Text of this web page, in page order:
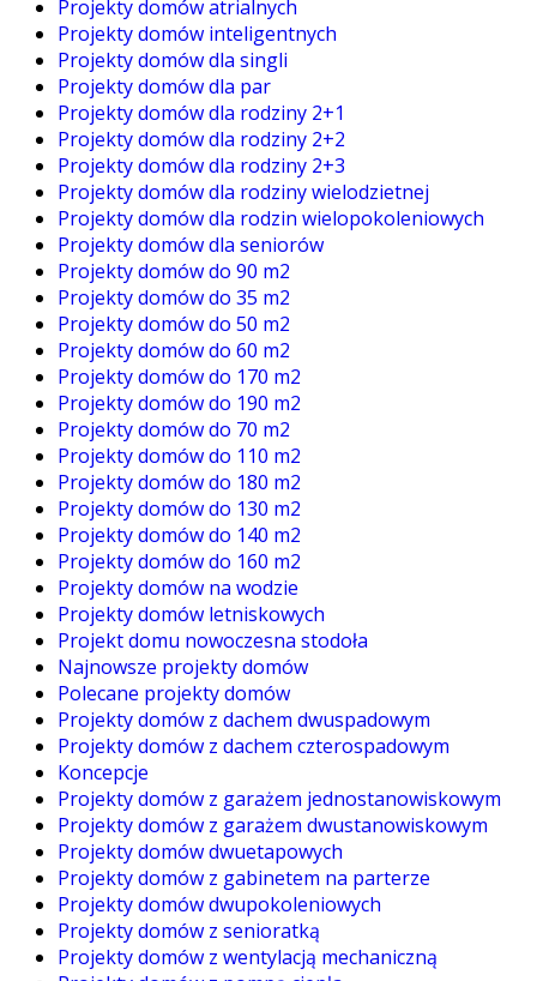
Projekty domów atrialnych
Projekty domów inteligentnych
Projekty domów dla singli
Projekty domów dla par
Projekty domów dla rodziny 2+1
Projekty domów dla rodziny 2+2
Projekty domów dla rodziny 2+3
Projekty domów dla rodziny wielodzietnej
Projekty domów dla rodzin wielopokoleniowych
Projekty domów dla seniorów
Projekty domów do 90 m2
Projekty domów do 35 m2
Projekty domów do 50 m2
Projekty domów do 60 m2
Projekty domów do 170 m2
Projekty domów do 190 m2
Projekty domów do 70 m2
Projekty domów do 110 m2
Projekty domów do 180 m2
Projekty domów do 130 m2
Projekty domów do 140 m2
Projekty domów do 160 m2
Projekty domów na wodzie
Projekty domów letniskowych
Projekt domu nowoczesna stodoła
Najnowsze projekty domów
Polecane projekty domów
Projekty domów z dachem dwuspadowym
Projekty domów z dachem czterospadowym
Koncepcje
Projekty domów z garażem jednostanowiskowym
Projekty domów z garażem dwustanowiskowym
Projekty domów dwuetapowych
Projekty domów z gabinetem na parterze
Projekty domów dwupokoleniowych
Projekty domów z senioratką
Projekty domów z wentylacją mechaniczną